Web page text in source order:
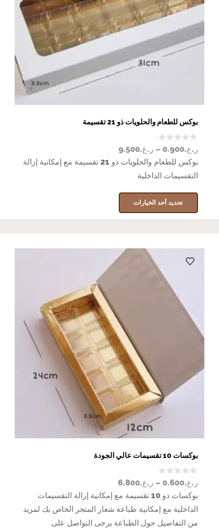
بوكس للطعام والحلويات ذو 21 تقسيمة
ر.ع.0.900
– ر.ع.9.500
بوكس للطعام والحلويات ذو 21 تقسيمة مع إمكانية إزالة
التقسيمات الداخلية
تحديد أحد الخيارات
بوكسات 10 تقسيمات عالي الجودة
ر.ع.0.600
– ر.ع.6.800
بوكسات ذو 10 تقسيمة مع إمكانية إزالة التقسيمات
الداخلية مع إمكانية طباعة شعار المتجر الخاص بك لمزيد
من التفاصيل حول الطباعة يرجى التواصل على